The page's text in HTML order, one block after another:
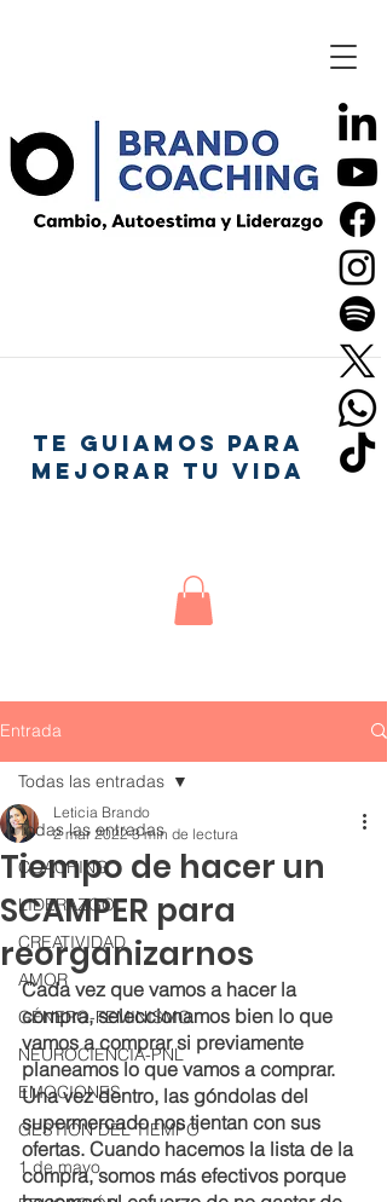
TE GUIAMOS PARA
MEJORAR TU VIDA
Entrada
Todas las entradas
COACHING
LIDERAZGO
CREATIVIDAD
AMOR
GÉNERO-FEMINISMO
NEUROCIENCIA-PNL
EMOCIONES
GESTIÓN DEL TIEMPO
1 de mayo
Todas las entradas
Tiempo de hacer un
SCAMPER para
reorganizarnos
Leticia Brando
2 mar 2022 3 min de lectura
Cada vez que vamos a hacer la
compra, seleccionamos bien lo que
vamos a comprar si previamente
planeamos lo que vamos a comprar.
Una vez dentro, las góndolas del
supermercado nos tientan con sus
ofertas. Cuando hacemos la lista de la
compra, somos más efectivos porque